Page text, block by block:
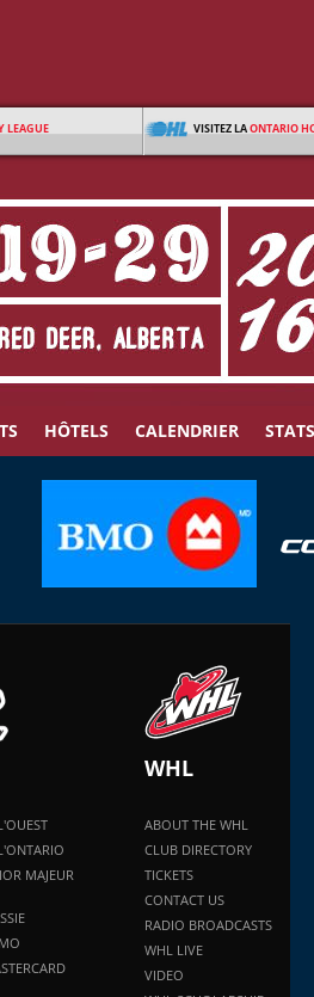
LEAGUE VISITEZ LAONTARIO
HÔTELS CALENDRIER STATS
MAJEUR
WHL
ABOUT THE WHL
CLUB DIRECTORY
TICKETS
CONTACT US
RADIO BROADCASTS
WHL LIVE
VIDEO